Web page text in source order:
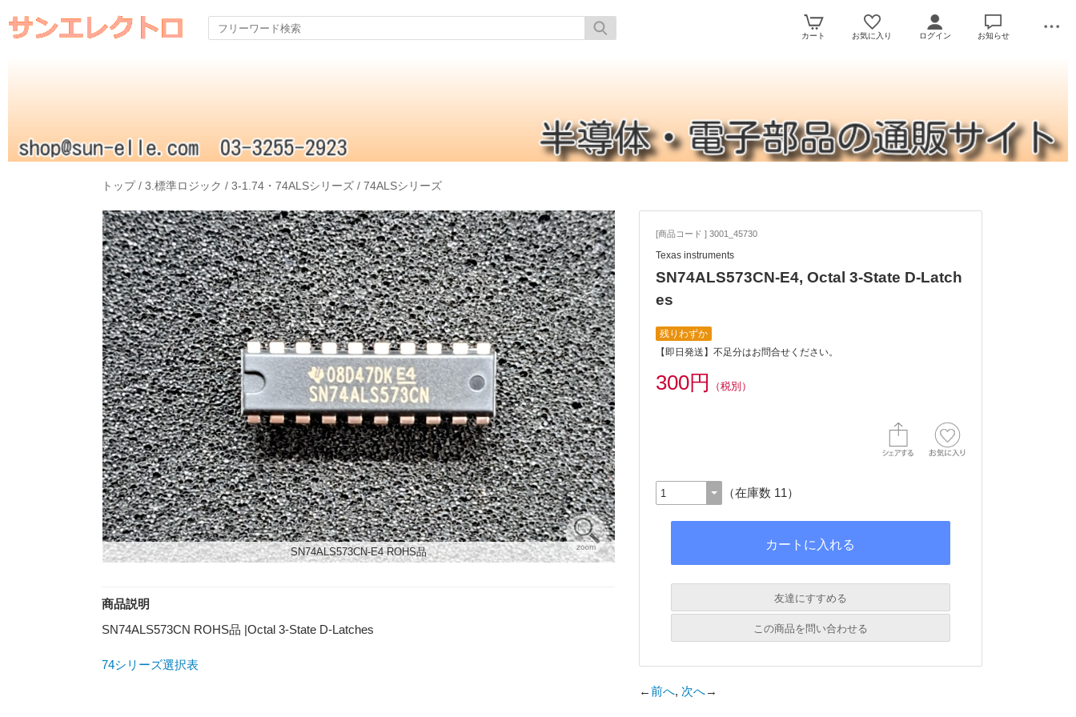
カート お気に入り ログイン お知らせ
トップ/ 3.標準ロジック / 3-1.74・74ALSシリーズ / 74ALSシリーズ
SN74ALS573CN-E4 ROHS品
商品説明
SN74ALS573CN ROHS品 |Octal 3-State D-Latches
74シリーズ選択表
[商品コード ] 3001_45730
Texas instruments
SN74ALS573CN-E4, Octal 3-State D-Latch
es
残りわずか
【即日発送】不足分はお問合せください。
300円 （税別）
（在庫数 11）
友達にすすめる
必須
この商品を問い合わせる
←前へ, 次へ→